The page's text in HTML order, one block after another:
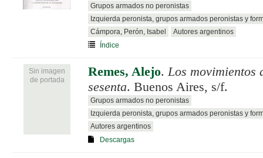
Grupos armados no peronistas
Izquierda peronista, grupos armados peronistas y
Cámpora, Perón, Isabel
Autores argentinos
Índice
Sin imagen
de portada
Remes, Alejo. Los movimientos
sesenta. Buenos Aires, s/f.
Grupos armados no peronistas
Izquierda peronista, grupos armados peronistas y
Autores argentinos
Descargas